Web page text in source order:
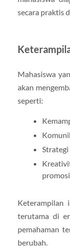
secara praktis
Mahasiswa
akan
seperti:
Strategi
promosi
Keterampilan
terutama di
pemahaman
berubah.